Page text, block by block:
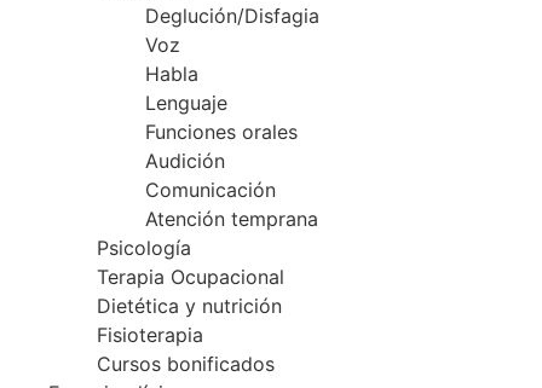
Deglución/Disfagia
Voz
Habla
Lenguaje
Funciones orales
Audición
Comunicación
Atención temprana
Psicología
Terapia Ocupacional
Dietética y nutrición
Fisioterapia
Cursos bonificados